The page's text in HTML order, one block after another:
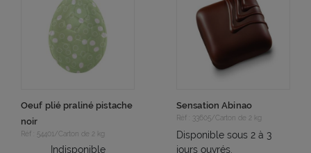
Oeuf plié praliné pistache
noir
Réf : 54401/Carton de 2 kg
Indisponible
Sensation Abinao
Réf : 33605/Carton de 2 kg
Disponible sous 2 à 3
jours ouvrés.